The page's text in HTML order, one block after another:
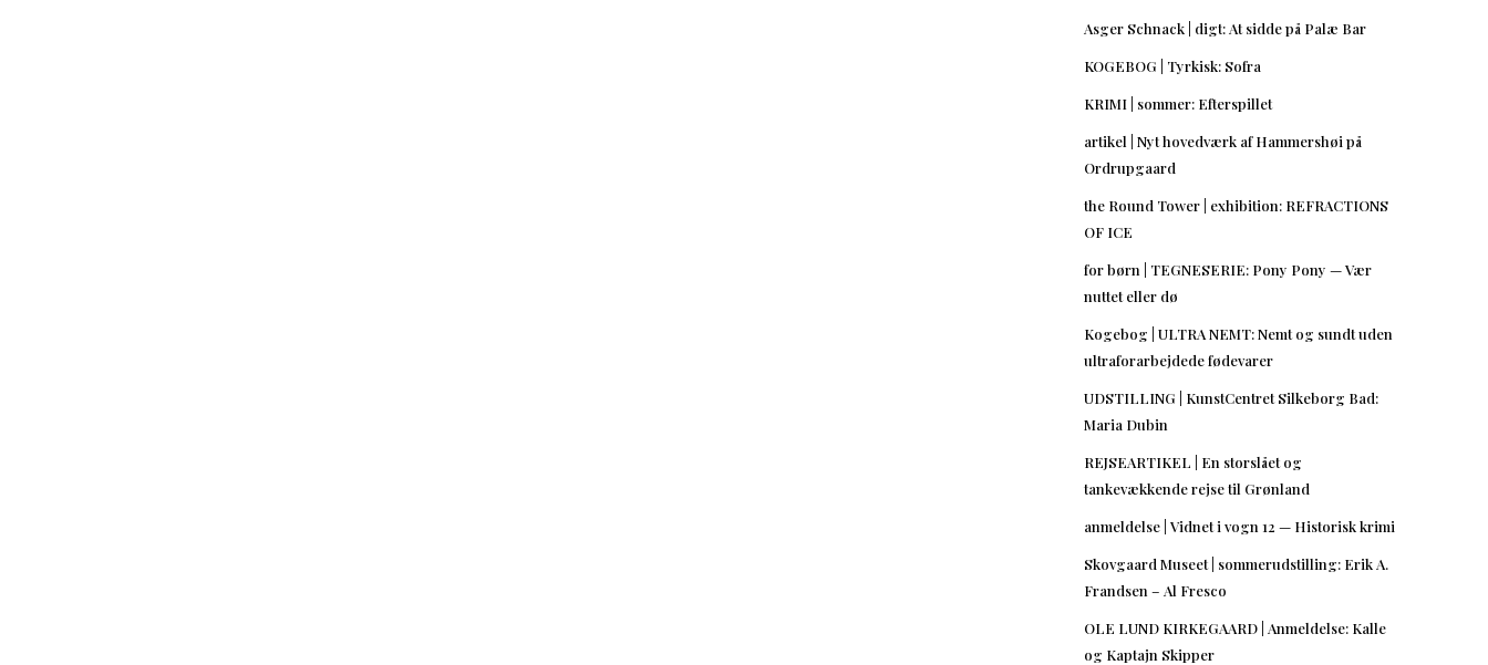
Asger Schnack | digt: At sidde på Palæ Bar
KOGEBOG | Tyrkisk: Sofra
KRIMI | sommer: Efterspillet
artikel | Nyt hovedværk af Hammershøi på
Ordrupgaard
the Round Tower | exhibition: REFRACTIONS
OF ICE
for børn | TEGNESERIE: Pony Pony — Vær
nuttet eller dø
Kogebog | ULTRA NEMT: Nemt og sundt uden
ultraforarbejdede fødevarer
UDSTILLING | KunstCentret Silkeborg Bad:
Maria Dubin
REJSEARTIKEL | En storslået og
tankevækkende rejse til Grønland
anmeldelse | Vidnet i vogn 12 — Historisk krimi
Skovgaard Museet | sommerudstilling: Erik A.
Frandsen – Al Fresco
OLE LUND KIRKEGAARD | Anmeldelse: Kalle
og Kaptajn Skipper